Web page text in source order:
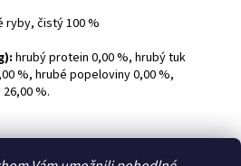
ryby, čistý 100 %
hrubý protein 0,00 %, hrubý tuk
%, hrubé popeloviny 0,00 %,
%.